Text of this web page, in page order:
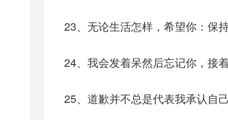
23、无论生活怎样，希望你：保
24、我会发着呆然后忘记你，接
25、道歉并不总是代表我承认自